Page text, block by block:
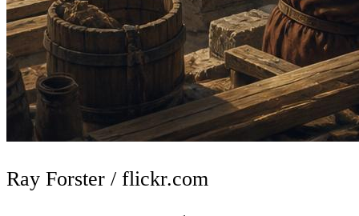
Ray Forster / flickr.com